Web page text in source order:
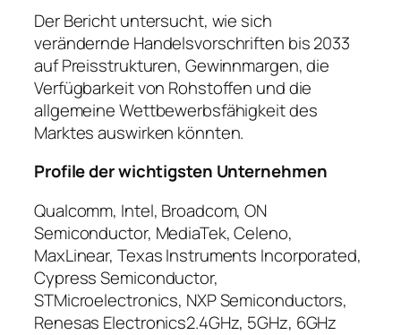
Der Bericht untersucht, wie sich
verändernde Handelsvorschriften bis 2033
auf Preisstrukturen, Gewinnmargen, die
Verfügbarkeit von Rohstoffen und die
allgemeine Wettbewerbsfähigkeit des
Marktes auswirken könnten.
Profile der wichtigsten Unternehmen
Qualcomm, Intel, Broadcom, ON
Semiconductor, MediaTek, Celeno,
MaxLinear, Texas Instruments Incorporated,
Cypress Semiconductor,
STMicroelectronics, NXP Semiconductors,
Renesas Electronics2.4GHz, 5GHz, 6GHz